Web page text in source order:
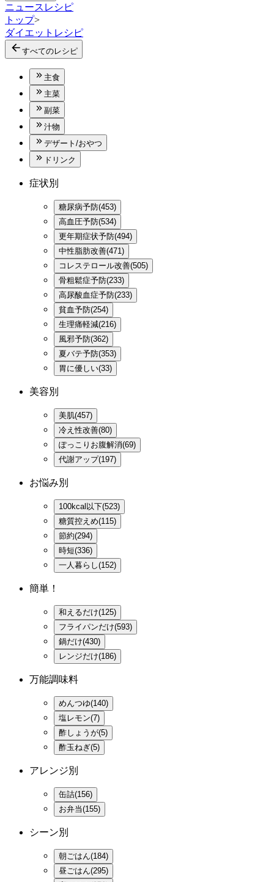
ニュース レシピ
トップ>
ダイエットレシピ
すべてのレシピ
主食
主菜
副菜
汁物
デザート/おやつ
ドリンク
症状別
糖尿病予防(453)
高血圧予防(534)
更年期症状予防(494)
中性脂肪改善(471)
コレステロール改善(505)
骨粗鬆症予防(233)
高尿酸血症予防(233)
貧血予防(254)
生理痛軽減(216)
風邪予防(362)
夏バテ予防(353)
胃に優しい(33)
美容別
美肌(457)
冷え性改善(80)
ぽっこりお腹解消(69)
代謝アップ(197)
お悩み別
100kcal以下(523)
糖質控えめ(115)
節約(294)
時短(336)
一人暮らし(152)
簡単！
和えるだけ(125)
フライパンだけ(593)
鍋だけ(430)
レンジだけ(186)
万能調味料
めんつゆ(140)
塩レモン(7)
酢しょうが(5)
酢玉ねぎ(5)
アレンジ別
缶詰(156)
お弁当(155)
シーン別
朝ごはん(184)
昼ごはん(295)